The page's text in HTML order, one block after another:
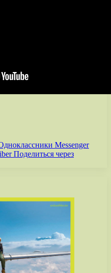
Messenger
Поделиться через